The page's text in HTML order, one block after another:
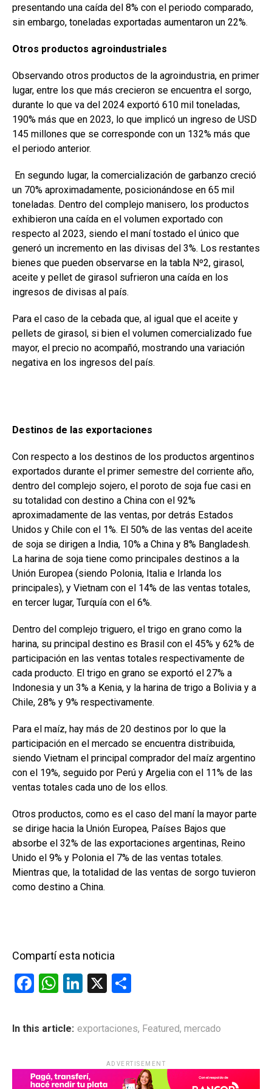
presentando una caída del 8% con el periodo comparado,
sin embargo, toneladas exportadas aumentaron un 22%.
Otros productos agroindustriales
Observando otros productos de la agroindustria, en primer
lugar, entre los que más crecieron se encuentra el sorgo,
durante lo que va del 2024 exportó 610 mil toneladas,
190% más que en 2023, lo que implicó un ingreso de USD
145 millones que se corresponde con un 132% más que
el periodo anterior.
En segundo lugar, la comercialización de garbanzo creció
un 70% aproximadamente, posicionándose en 65 mil
toneladas. Dentro del complejo manisero, los productos
exhibieron una caída en el volumen exportado con
respecto al 2023, siendo el maní tostado el único que
generó un incremento en las divisas del 3%. Los restantes
bienes que pueden observarse en la tabla Nº2, girasol,
aceite y pellet de girasol sufrieron una caída en los
ingresos de divisas al país.
Para el caso de la cebada que, al igual que el aceite y
pellets de girasol, si bien el volumen comercializado fue
mayor, el precio no acompañó, mostrando una variación
negativa en los ingresos del país.
Destinos de las exportaciones
Con respecto a los destinos de los productos argentinos
exportados durante el primer semestre del corriente año,
dentro del complejo sojero, el poroto de soja fue casi en
su totalidad con destino a China con el 92%
aproximadamente de las ventas, por detrás Estados
Unidos y Chile con el 1%. El 50% de las ventas del aceite
de soja se dirigen a India, 10% a China y 8% Bangladesh.
La harina de soja tiene como principales destinos a la
Unión Europea (siendo Polonia, Italia e Irlanda los
principales), y Vietnam con el 14% de las ventas totales,
en tercer lugar, Turquía con el 6%.
Dentro del complejo triguero, el trigo en grano como la
harina, su principal destino es Brasil con el 45% y 62% de
participación en las ventas totales respectivamente de
cada producto. El trigo en grano se exportó el 27% a
Indonesia y un 3% a Kenia, y la harina de trigo a Bolivia y a
Chile, 28% y 9% respectivamente.
Para el maíz, hay más de 20 destinos por lo que la
participación en el mercado se encuentra distribuida,
siendo Vietnam el principal comprador del maíz argentino
con el 19%, seguido por Perú y Argelia con el 11% de las
ventas totales cada uno de los ellos.
Otros productos, como es el caso del maní la mayor parte
se dirige hacia la Unión Europea, Países Bajos que
absorbe el 32% de las exportaciones argentinas, Reino
Unido el 9% y Polonia el 7% de las ventas totales.
Mientras que, la totalidad de las ventas de sorgo tuvieron
como destino a China.
Compartí esta noticia
F
ce
o
W
at
p
Li
ke
dI
X
m
ar
tir
In this article: exportaciones, Featured, mercado
ADVERTISEMENT